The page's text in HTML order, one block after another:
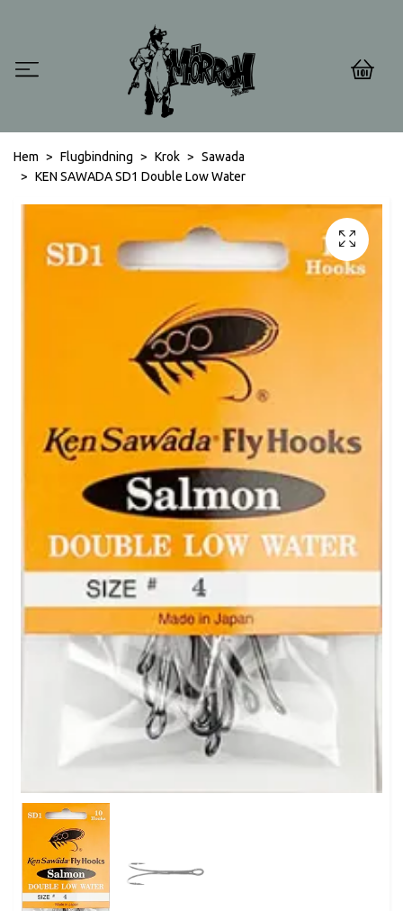
0
Hem Flugbindning Krok
Sawada
KEN SAWADA SD1 Double Low Water